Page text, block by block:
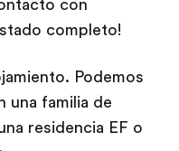
con
completo!
Podemos
una familia de
residencia EF o